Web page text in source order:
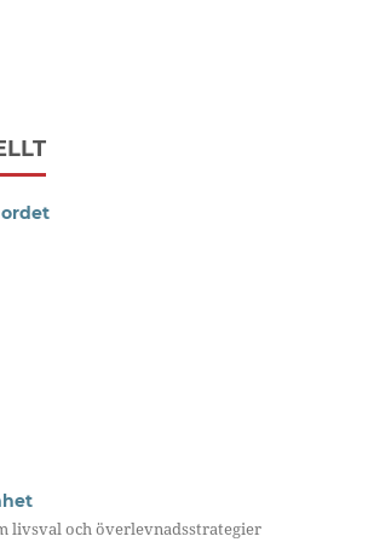
livsval och överlevnadsstrategier